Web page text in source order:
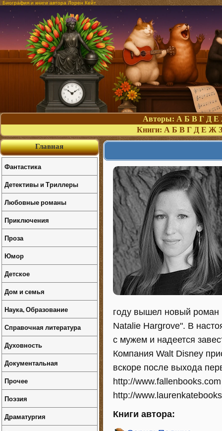
Биография и книги автора Лорен Кейт
Авторы: А Б В Г Д Е
Книги: А Б В Г Д Е Ж З
году вышел новый роман
Natalie Hargrove". В
с мужем и надеется
Компания Walt Disney
вскоре после выхода
http://www.fallenbooks.com
http://
Книги автора:
Главная
Фантастика
Детективы и Триллеры
Любовные романы
Приключения
Проза
Юмор
Детское
Дом и семья
Наука, Образование
Справочная литература
Духовность
Документальная
Прочее
Поэзия
Драматургия